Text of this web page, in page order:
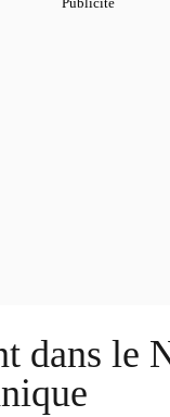
dans le